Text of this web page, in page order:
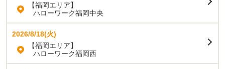
【福岡エリア】
ハローワーク福岡中央
2026/8/18(火)
【福岡エリア】
ハローワーク福岡西